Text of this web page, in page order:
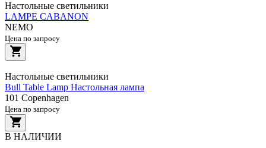
Настольные светильники
LAMPE CABANON
NEMO
Цена по запросу
Настольные светильники
Bull Table Lamp Настольная лампа
101 Copenhagen
Цена по запросу
В НАЛИЧИИ